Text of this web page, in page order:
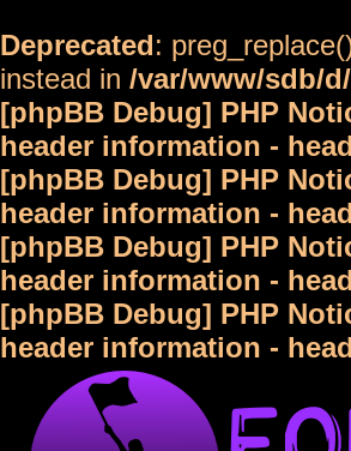
Deprecated:
instead in /var/www/sdb/
[phpBB Debug] PHP
header information -
[phpBB Debug] PHP
header information -
[phpBB Debug] PHP
header information -
[phpBB Debug] PHP
header information -